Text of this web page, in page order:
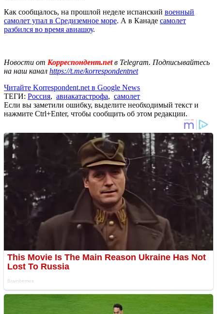
Как сообщалось, на прошлой неделе испанский военный
самолет упал в Средиземное море. А в Канаде самолет
разбился во время авиашоу.
Новости от Корреспондент.netв Telegram. Подписывайтесь
на наш канал https://t.me/korrespondentnet
Читайте Korrespondent.net в Google News
ТЕГИ: Россия, авиакатастрофа, самолет
Если вы заметили ошибку, выделите необходимый текст и
нажмите Ctrl+Enter, чтобы сообщить об этом редакции.